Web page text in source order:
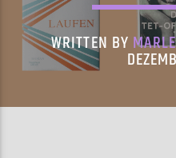
WRITTEN BY